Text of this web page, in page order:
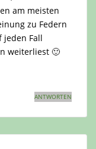
am meisten
zu Federn
jeden Fall
weiterliest 🙂
ANTWORTEN